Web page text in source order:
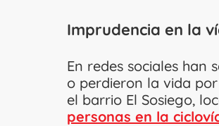
Imprudencia en la
En redes sociales han
o perdieron la vida
el barrio El Sosiego,
personas en la